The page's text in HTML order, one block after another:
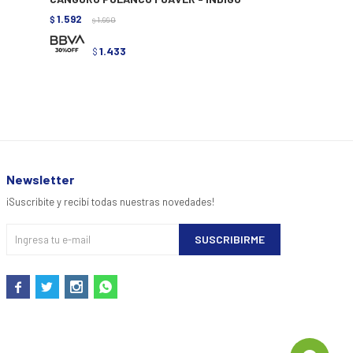
$ 1.592 $ 1.990
$ 1.433
Newsletter
¡Suscribite y recibí todas nuestras novedades!
SUSCRIBIRME
   